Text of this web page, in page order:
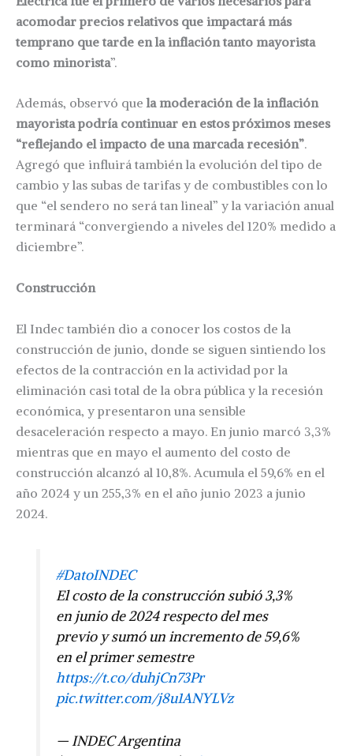
acomodar precios relativos que impactará más
temprano que tarde en la inflación tanto mayorista
como minorista”.
Además, observó quela moderación de la inflación
mayorista podría continuar en estos próximos meses
“reflejando el impacto de una marcada recesión”.
Agregó que influirá también la evolución del tipo de
cambio y las subas de tarifas y de combustibles con lo
que “el sendero no será tan lineal” y la variación anual
terminará “convergiendo a niveles del 120% medido a
diciembre”.
Construcción
El Indec también dio a conocer los costos de la
construcción de junio, donde se siguen sintiendo los
efectos de la contracción en la actividad por la
eliminación casi total de la obra pública y la recesión
económica, y presentaron una sensible
desaceleración respecto a mayo. En junio marcó 3,3%
mientras que en mayo el aumento del costo de
construcción alcanzó al 10,8%. Acumula el 59,6% en el
año 2024 y un 255,3% en el año junio 2023 a junio
2024.
#DatoINDEC
El costo de la construcción subió 3,3%
en junio de 2024 respecto del mes
previo y sumó un incremento de 59,6%
en el primer semestre
https://t.co/duhjCn73Pr
pic.twitter.com/j8u1ANYLVz
— INDEC Argentina